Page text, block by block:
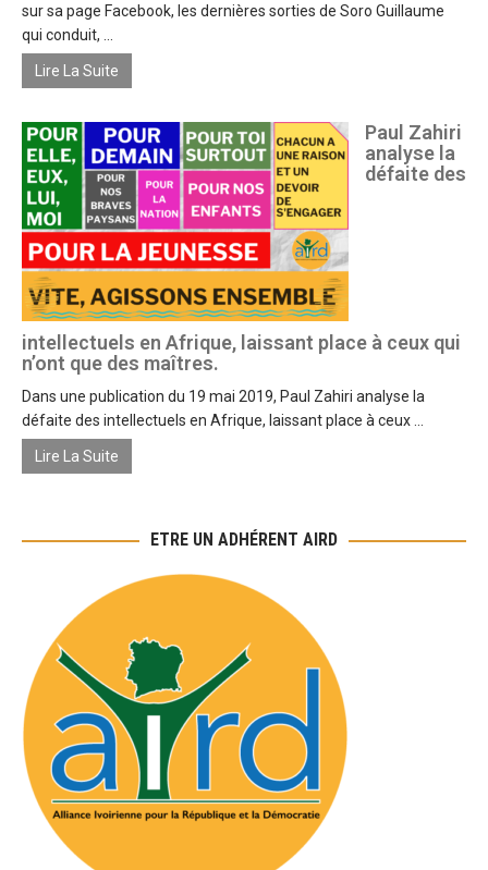
sur sa page Facebook, les dernières sorties de Soro Guillaume
qui conduit, ...
Lire La Suite
Paul Zahiri
analyse la
défaite des
intellectuels en Afrique, laissant place à ceux qui
n’ont que des maîtres.
Dans une publication du 19 mai 2019, Paul Zahiri analyse la
défaite des intellectuels en Afrique, laissant place à ceux ...
Lire La Suite
ETRE UN ADHÉRENT AIRD